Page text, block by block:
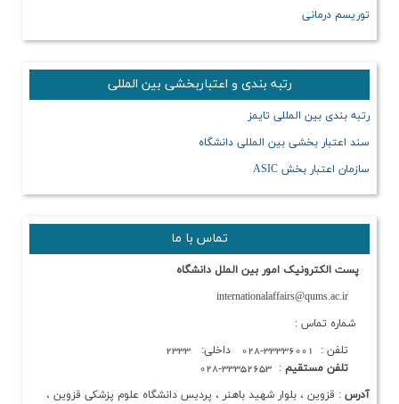
توریسم درمانی
رتبه بندی و اعتباربخشی بین المللی
رتبه بندی بین المللی تایمز
سند اعتبار بخشی بین المللی دانشگاه
سازمان اعتبار بخش ASIC
تماس با ما
پست الکترونیک امور بین الملل دانشگاه
شماره تماس :
تلفن : 33336001-028 داخلی: 2333
تلفن مستقیم : 33352653-028
آدرس : قزوین ، بلوار شهید باهنر ، پردیس دانشگاه علوم پزشکی قزوین ،